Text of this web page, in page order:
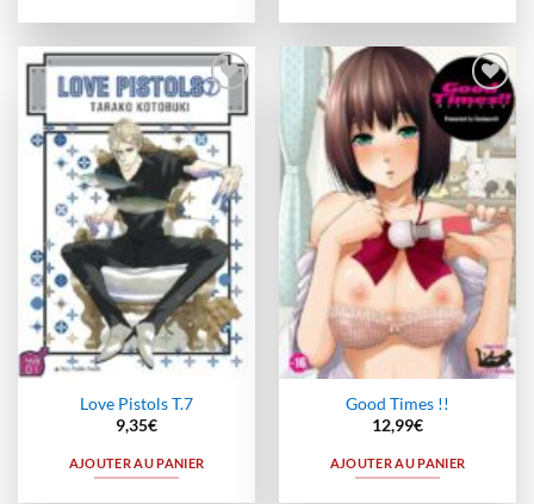
Ajouter
à la
wishlist
Love Pistols T.7
9,35€
AJOUTER AU PANIER
Ajouter
à la
wishlist
Good Times !!
12,99€
AJOUTER AU PANIER